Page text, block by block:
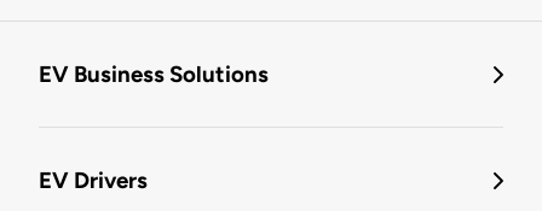
EV Business Solutions
EV Drivers